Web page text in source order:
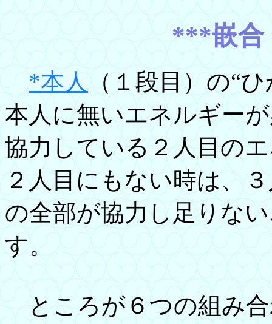
***嵌合
*本人
（１段目）の“
本人に無いエネルギー
協力している２人目の
２人目にもない時は、
の全部が協力し足りな
す。
ところが６つの組み